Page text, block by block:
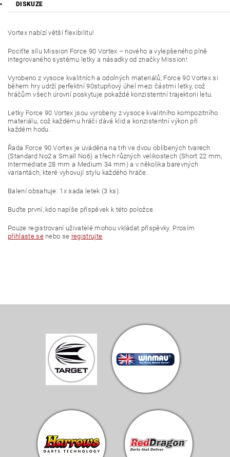
DISKUZE
Vortex nabízí větší flexibilitu!
Pociťte sílu Mission Force 90 Vortex – nového a vylepšeného plně
integrovaného systému letky a násadky od značky Mission!
Vyrobeno z vysoce kvalitních a odolných materiálů, Force 90 Vortex si
během hry udrží perfektní 90stupňový úhel mezi částmi letky, což
hráčům všech úrovní poskytuje pokaždé konzistentní trajektorii letu.
Letky Force 90 Vortex jsou vyrobeny z vysoce kvalitního kompozitního
materiálu, což každému hráči dává klid a konzistentní výkon při
každém hodu.
Řada Force 90 Vortex je uváděna na trh ve dvou oblíbených tvarech
(Standard No2 a Small No6) a třech různých velikostech (Short 22 mm,
Intermediate 28 mm a Medium 34 mm) a v několika barevných
variantách, které vyhovují stylu každého hráče.
Balení obsahuje: 1x sada letek (3 ks).
Buďte první, kdo napíše příspěvek k této položce.
Pouze registrovaní uživatelé mohou vkládat příspěvky. Prosím
přihlaste senebo se registrujte.